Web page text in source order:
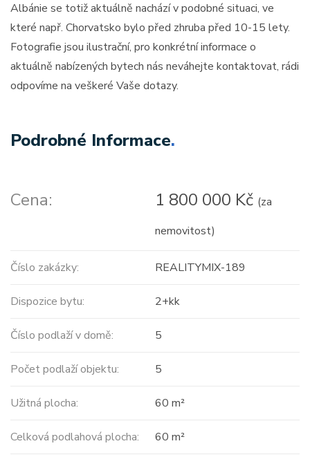
Albánie se totiž aktuálně nachází v podobné situaci, ve
které např. Chorvatsko bylo před zhruba před 10-15 lety.
Fotografie jsou ilustrační, pro konkrétní informace o
aktuálně nabízených bytech nás neváhejte kontaktovat, rádi
odpovíme na veškeré Vaše dotazy.
Podrobné Informace.
Cena: 1 800 000 Kč (za
nemovitost)
Číslo zakázky: REALITYMIX-189
Dispozice bytu: 2+kk
Číslo podlaží v domě: 5
Počet podlaží objektu: 5
Užitná plocha: 60 m²
Celková podlahová plocha: 60 m²